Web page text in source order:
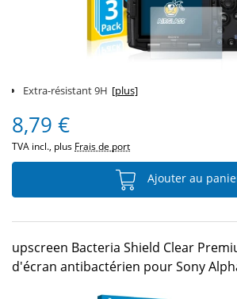
Extra-résistant 9H [plus]
8,79 €
TVA incl., plus Frais de port
Ajouter au
upscreen Bacteria Shield Clear
d'écran antibactérien pour Sony